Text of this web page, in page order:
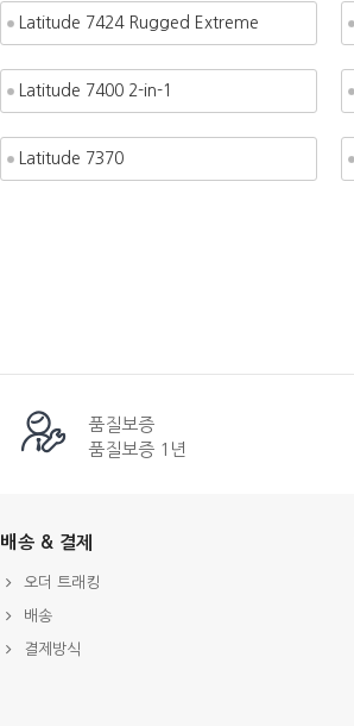
Latitude 7424 Rugged Extreme
Latitude 7400 2-in-1
Latitude 7370
품질보증
품질보증 1년
배송 & 결제
오더 트래킹
배송
결제방식